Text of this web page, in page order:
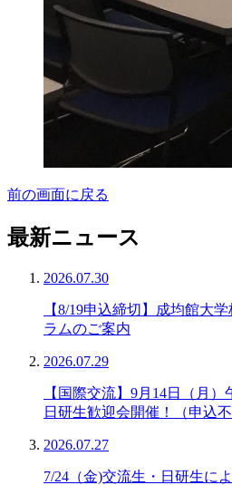
前の画面に戻る
最新ニュース
2026.07.30
【8/19申込締切】成均館大
ラムのご案内
2026.07.29
【国際交流】9月14日（月
日研生歓迎会開催！（申込不
2026.07.27
7/24（金)交流生・日研生に